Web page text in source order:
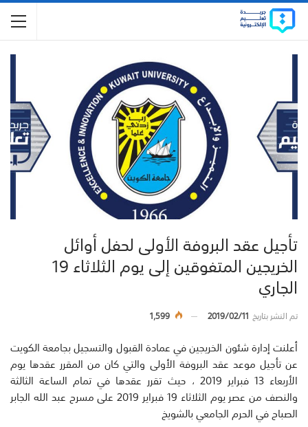
تأجيل عقد البروفة الأولى لحفل أوائل
الخريجين المتفوقين إلى يوم الثلاثاء 19
الجاري
تم النشر بتاريخ 2019/02/11
1,599
أعلنت إدارة شئون الخريجين في عمادة القبول والتسجيل بجامعة الكويت
عن تأجيل موعد عقد البروفة الأولى والتي كان من المقرر عقدها يوم
الأربعاء 13 فبراير 2019 ، حيث تقرر عقدها في تمام الساعة الثالثة
والنصف من عصر يوم الثلاثاء 19 فبراير 2019 على مسرح عبد الله الجابر
الصباح في الحرم الجامعي بالشويخ